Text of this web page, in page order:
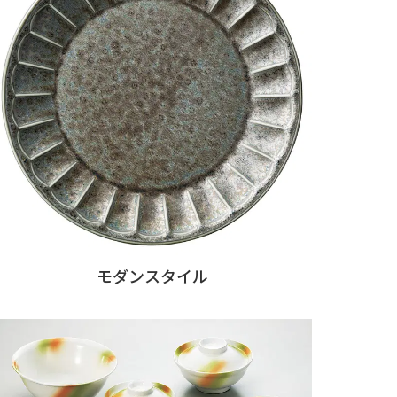
モダンスタイル